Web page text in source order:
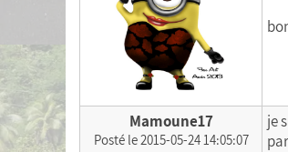
Mamoune17
Posté le 2015-05-24 14:05:07
je